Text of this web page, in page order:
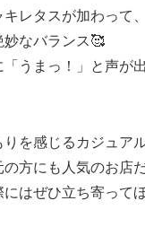
レタスが加わって
なバランス🥰
うまっ！」と声が
りを感じるカジュア
方にも人気のお店だ
はぜひ立ち寄って